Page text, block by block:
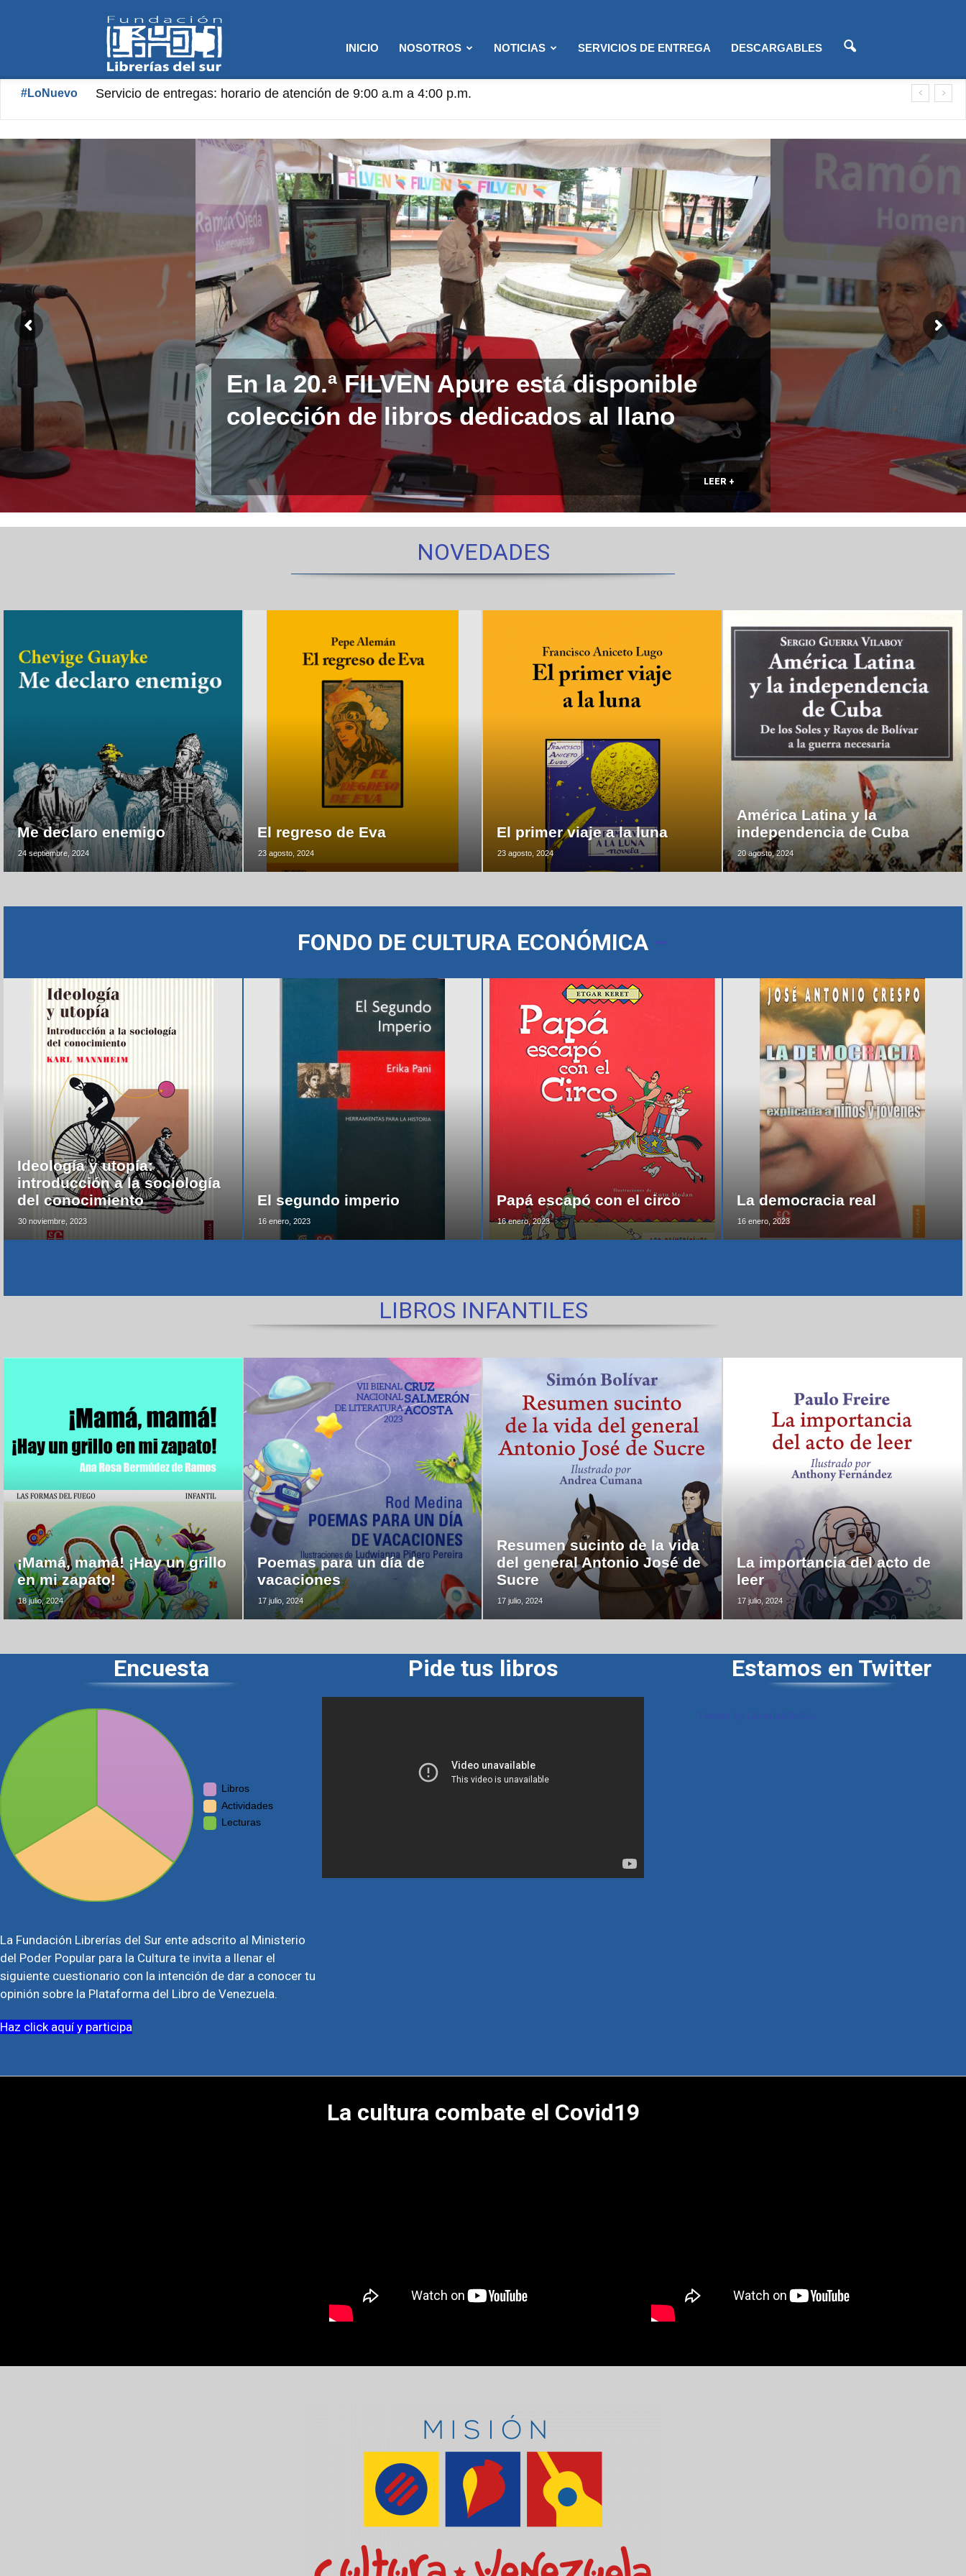
Sur
INICIO NOSOTROS NOTICIAS SERVICIOS DE ENTREGA DESCARGABLES
#LoNuevo Servicio de entregas: horario de atención de 9:00 a.m a 4:00 p.m.
Librería «Aníbal Nazoa» Horario de atención: 8:00 a.m. a 12:00 p.m. (Solo semanas de Flexibilización)
En la 20.ª FILVEN Apure está disponible
colección de libros dedicados al llano
NOVEDADES
Me declaro enemigo
24 septiembre, 2024
El regreso de Eva
23 agosto, 2024
El primer viaje a la luna
23 agosto, 2024
América Latina y la
independencia de Cuba
20 agosto, 2024
FONDO DE CULTURA ECONÓMICA
Ideología y utopía:
introducción a la sociología
del conocimiento
30 noviembre, 2023
El segundo imperio
16 enero, 2023
Papá escapó con el circo
16 enero, 2023
La democracia real
16 enero, 2023
LIBROS INFANTILES
¡Mamá, mamá! ¡Hay un grillo
en mi zapato!
18 julio, 2024
Poemas para un día de
vacaciones
17 julio, 2024
Resumen sucinto de la vida
del general Antonio José de
Sucre
17 julio, 2024
La importancia del acto de
leer
17 julio, 2024
Estamos en Twitter
Pide tus libros
Encuesta
Libros
Actividades
Lecturas
La Fundación Librerías del Sur ente adscrito al Ministerio
del Poder Popular para la Cultura te invita a llenar el
siguiente cuestionario con la intención de dar a conocer tu
opinión sobre la Plataforma del Libro de Venezuela.
Haz click aquí y participa
La cultura combate el Covid19